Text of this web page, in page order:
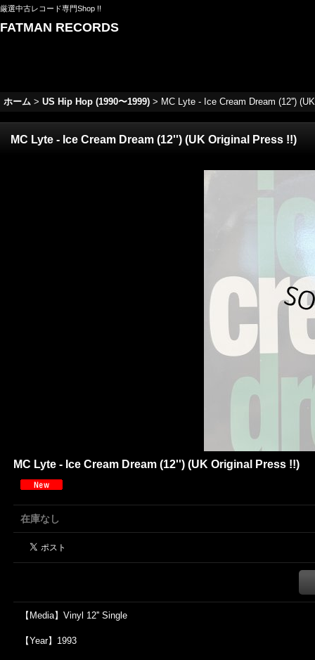
厳選中古レコード専門Shop !!
FATMAN RECORDS
ホーム > US Hip Hop (1990〜1999) > MC Lyte - Ice Cream Dream (12'')
MC Lyte - Ice Cream Dream (12'') (UK Original Press !!)
MC Lyte - Ice Cream Dream (12'') (UK Original Press !!)
在庫なし
【Media】Vinyl 12'' Single
【Year】1993